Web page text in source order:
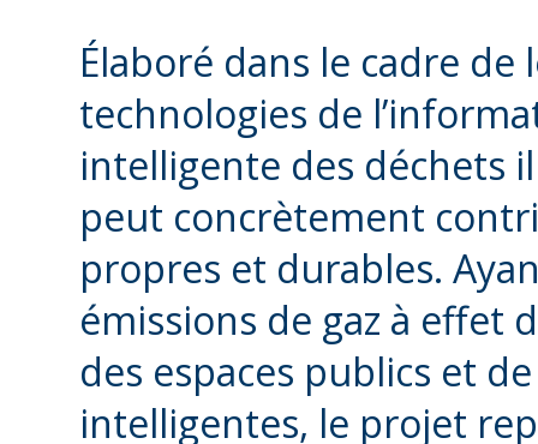
Élaboré dans le cadre
technologies de
intelligente des déchets
peut concrètement
propres et durables.
émissions de gaz à effet
des espaces publics et
intelligentes, le projet